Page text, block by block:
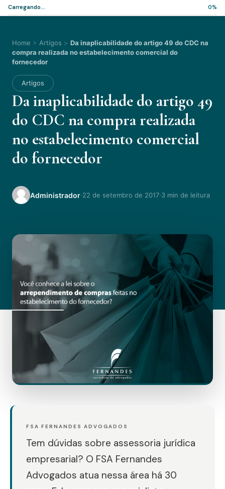
Home > Artigos > Da inaplicabilidade do artigo 49 do CDC na
compra realizada no estabelecimento comercial do
fornecedor
Artigos
Da inaplicabilidade do artigo 49
do CDC na compra realizada
no estabelecimento comercial
do fornecedor
Administrador·22 de setembro de 2017·3 min de leitura
Carregando... 0%
FSA FERNANDES ADVOGADOS
Tem dúvidas sobre assessoria jurídica
empresarial? O FSA Fernandes
Advogados atua nessa área há 30